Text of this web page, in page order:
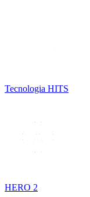
Tecnologia HITS
HERO 2